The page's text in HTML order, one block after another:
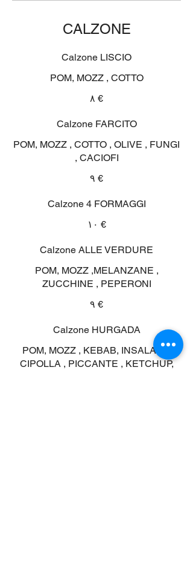
CALZONE
Calzone LISCIO
POM, MOZZ , COTTO
‏٨ €
Calzone FARCITO
POM, MOZZ , COTTO , OLIVE , FUNGI
, CACIOFI
‏٩ €
Calzone 4 FORMAGGI
‏١٠ €
Calzone ALLE VERDURE
POM, MOZZ ,MELANZANE ,
ZUCCHINE , PEPERONI
‏٩ €
Calzone HURGADA
POM, MOZZ , KEBAB, INSALATA ,
CIPOLLA , PICCANTE , KETCHUP,